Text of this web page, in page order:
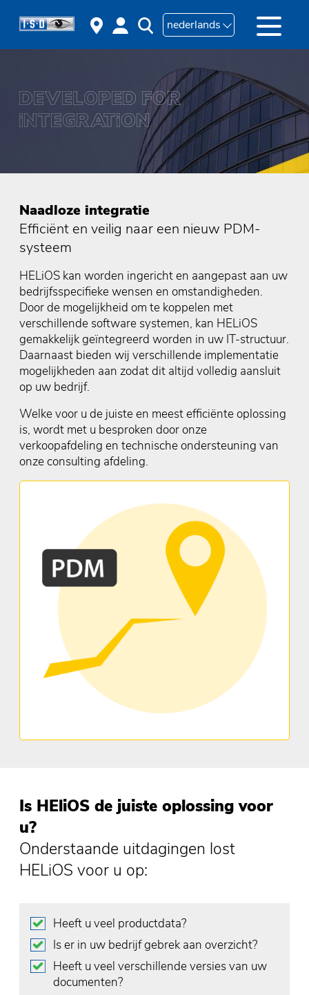
nederlands
Naadloze integratie
Efficiënt en veilig naar een nieuw PDM-
systeem
HELiOS kan worden ingericht en aangepast aan uw
bedrijfsspecifieke wensen en omstandigheden.
Door de mogelijkheid om te koppelen met
verschillende software systemen, kan HELiOS
gemakkelijk geïntegreerd worden in uw IT-structuur.
Daarnaast bieden wij verschillende implementatie
mogelijkheden aan zodat dit altijd volledig aansluit
op uw bedrijf.
Welke voor u de juiste en meest efficiënte oplossing
is, wordt met u besproken door onze
verkoopafdeling en technische ondersteuning van
onze consulting afdeling.
Is HEliOS de juiste oplossing voor
u?
Onderstaande uitdagingen lost
HELiOS voor u op:
Heeft u veel productdata?
Is er in uw bedrijf gebrek aan overzicht?
Heeft u veel verschillende versies van uw
documenten?